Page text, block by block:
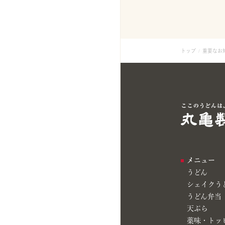
トップ 重要なお
メニュー
うどん
シェイクう
うどん弁当
天ぷら
薬味・トッ